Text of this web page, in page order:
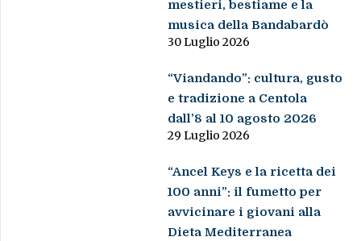
mestieri, bestiame e la
musica della Bandabardò
30 Luglio 2026
“Viandando”: cultura, gusto
e tradizione a Centola
dall’8 al 10 agosto 2026
29 Luglio 2026
“Ancel Keys e la ricetta dei
100 anni”: il fumetto per
avvicinare i giovani alla
Dieta Mediterranea